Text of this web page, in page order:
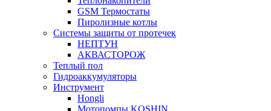
GSM Термостаты
Пиролизные котлы
Системы защиты от протечек
НЕПТУН
АКВАСТОРОЖ
Теплый пол
Гидроаккумуляторы
Инструмент
Hongli
Мотопомпы KOSHIN